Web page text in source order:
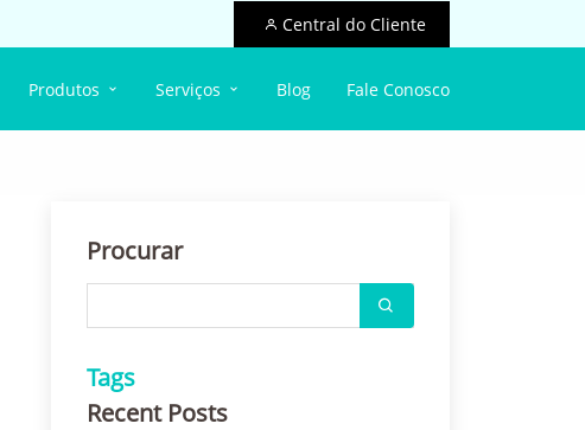
Central do Cliente
Produtos Serviços Blog Fale Conosco
Procurar
Tags
Recent Posts